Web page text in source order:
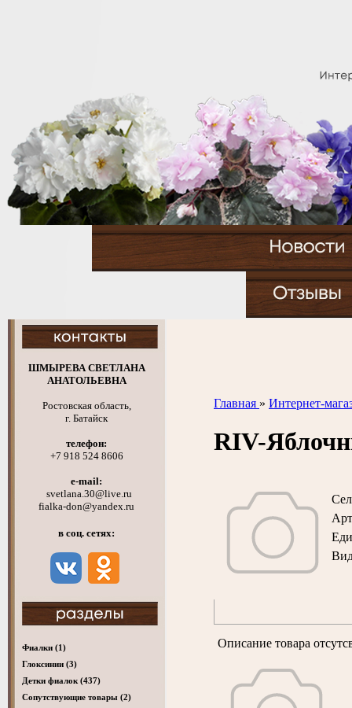
ШМЫРЕВА СВЕТЛАНА
АНАТОЛЬЕВНА
Ростовская область,
г. Батайск
телефон:
+7 918 524 8606
e-mail:
svetlana.30@live.ru
fialka-don@yandex.ru
в соц. сетях:
Фиалки (1)
Глоксинии (3)
Детки фиалок (437)
Cопутствующие товары (2)
Главная » Интернет-
RIV-
Описание товара